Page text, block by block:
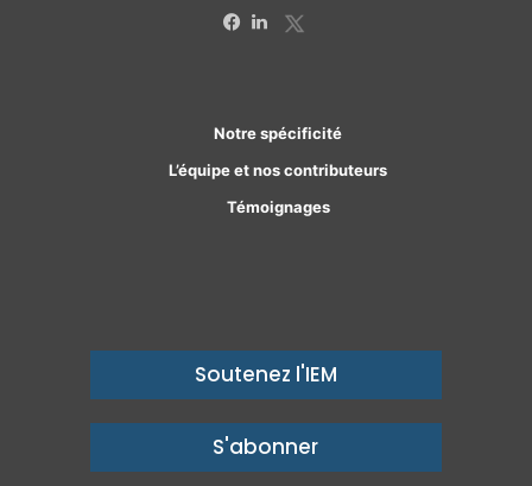
Notre spécificité
L’équipe et nos contributeurs
Témoignages
Soutenez l'IEM
S'abonner